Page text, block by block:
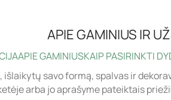
APIE GAMINIUS IR
APIE GAMINIUSKAIP PASIRINKTI
savo formą, spalvas ir
arba jo aprašyme pateiktais